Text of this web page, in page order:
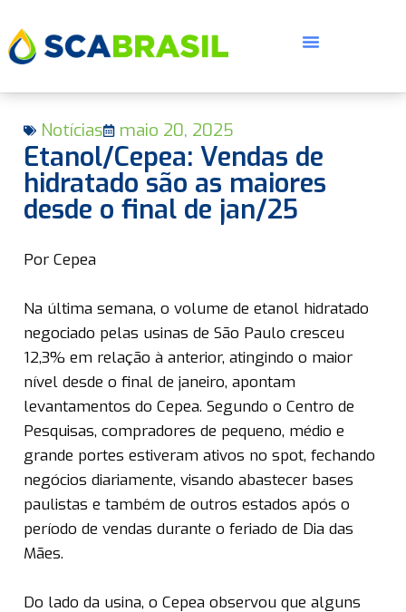
Notícias maio 20, 2025
Etanol/Cepea: Vendas de
hidratado são as maiores
desde o final de jan/25
Por Cepea
Na última semana, o volume de etanol hidratado
negociado pelas usinas de São Paulo cresceu
12,3% em relação à anterior, atingindo o maior
nível desde o final de janeiro, apontam
levantamentos do Cepea. Segundo o Centro de
Pesquisas, compradores de pequeno, médio e
grande portes estiveram ativos no spot, fechando
negócios diariamente, visando abastecer bases
paulistas e também de outros estados após o
período de vendas durante o feriado de Dia das
Mães.
Do lado da usina, o Cepea observou que alguns